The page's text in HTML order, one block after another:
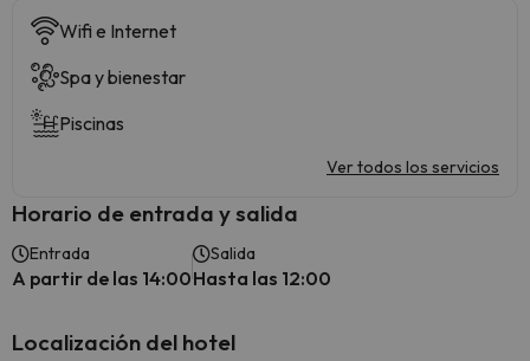
Wifi e Internet
Spa y bienestar
Piscinas
Ver todos los servicios
Horario de entrada y salida
Entrada
A partir de las 14:00
Salida
Hasta las 12:00
Localización del hotel